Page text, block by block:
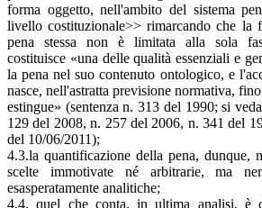
forma oggetto, nell'ambito del sistema
livello costituzionale>> rimarcando che la
pena stessa non è limitata alla sola
costituisce «una delle qualità essenziali e
la pena nel suo contenuto ontologico, e
nasce, nell'astratta previsione normativa,
estingue» (sentenza n. 313 del 1990; si
129 del 2008, n. 257 del 2006, n. 341 del
del 10/06/2011);
4.3.la quantificazione della pena, dunque,
scelte immotivate né arbitrarie, ma
esasperatamente analitiche;
4.4. quel che conta, in ultima analisi, è